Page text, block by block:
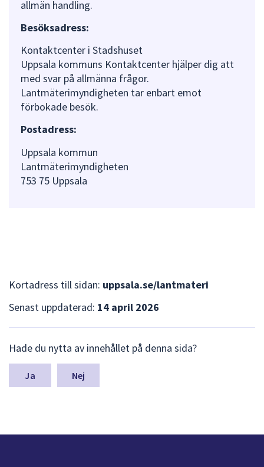
allmän handling.
Besöksadress:
Kontaktcenter i Stadshuset
Uppsala kommuns Kontaktcenter hjälper dig att
med svar på allmänna frågor.
Lantmäterimyndigheten tar enbart emot
förbokade besök.
Postadress:
Uppsala kommun
Lantmäterimyndigheten
753 75 Uppsala
Kortadress till sidan: uppsala.se/lantmateri
Senast uppdaterad: 14 april 2026
ä
m
a
p
Hade du nytta av innehållet på denna sida?
Nej